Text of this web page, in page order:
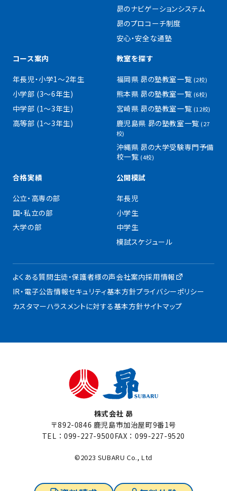
昴のナビゲーションシステム
昴のプロコーチ制度
安心・安全な通塾
コース案内
年長児・小学1〜2年生
小学部 (3〜6年生)
中学部 (1〜3年生)
高等部 (1〜3年生)
教室を探す
福岡県 昴の塾教室一覧 (2校)
熊本県 昴の塾教室一覧 (6校)
宮崎県 昴の塾教室一覧 (12校)
鹿児島県 昴の塾教室一覧(27
校)
沖縄県 昴の大学受験専門予備
校一覧 (4校)
合格実績
公立・高専の部
国・私立の部
大学の部
公開模試
年長児
小学生
中学生
模試スケジュール
よくある質問生徒・保護者様の声会社案内採用情報
IR・電子公告情報セキュリティ基本方針プライバシーポリシー
カスタマーハラスメントに対する基本方針サイトマップ
株式会社 昴
〒892-0846 鹿児島市加治屋町9番1号
TEL：099-227-9500FAX：099-227-9520
©2023 SUBARU Co., Ltd